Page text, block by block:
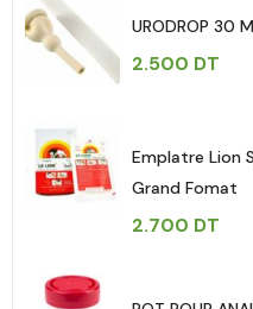
URODROP 30
2.500 DT
Emplatre Lion
Grand Fomat
2.700 DT